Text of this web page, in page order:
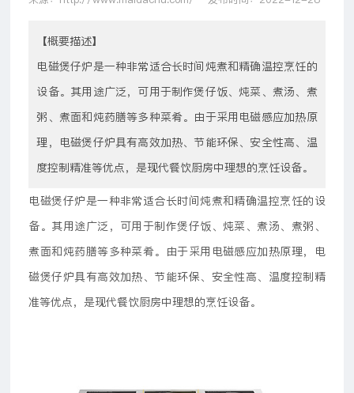
【概要描述】
电磁煲仔炉是一种非常适合长时间炖煮和精确温控烹饪的
设备。其用途广泛，可用于制作煲仔饭、炖菜、煮汤、煮
粥、煮面和炖药膳等多种菜肴。由于采用电磁感应加热原
理，电磁煲仔炉具有高效加热、节能环保、安全性高、温
度控制精准等优点，是现代餐饮厨房中理想的烹饪设备。
电磁煲仔炉是一种非常适合长时间炖煮和精确温控烹饪的设
备。其用途广泛，可用于制作煲仔饭、炖菜、煮汤、煮粥、
煮面和炖药膳等多种菜肴。由于采用电磁感应加热原理，电
磁煲仔炉具有高效加热、节能环保、安全性高、温度控制精
准等优点，是现代餐饮厨房中理想的烹饪设备。